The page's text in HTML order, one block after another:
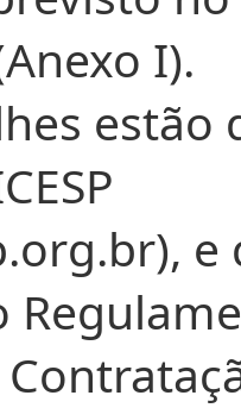
I).
estão
e